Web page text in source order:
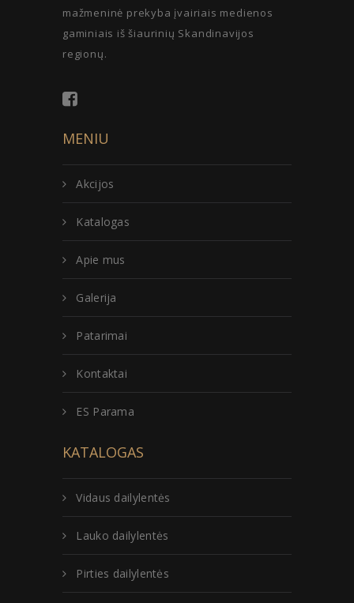
mažmeninė prekyba įvairiais medienos
gaminiais iš šiaurinių Skandinavijos
regionų.
MENIU
Akcijos
Katalogas
Apie mus
Galerija
Patarimai
Kontaktai
ES Parama
KATALOGAS
Vidaus dailylentės
Lauko dailylentės
Pirties dailylentės